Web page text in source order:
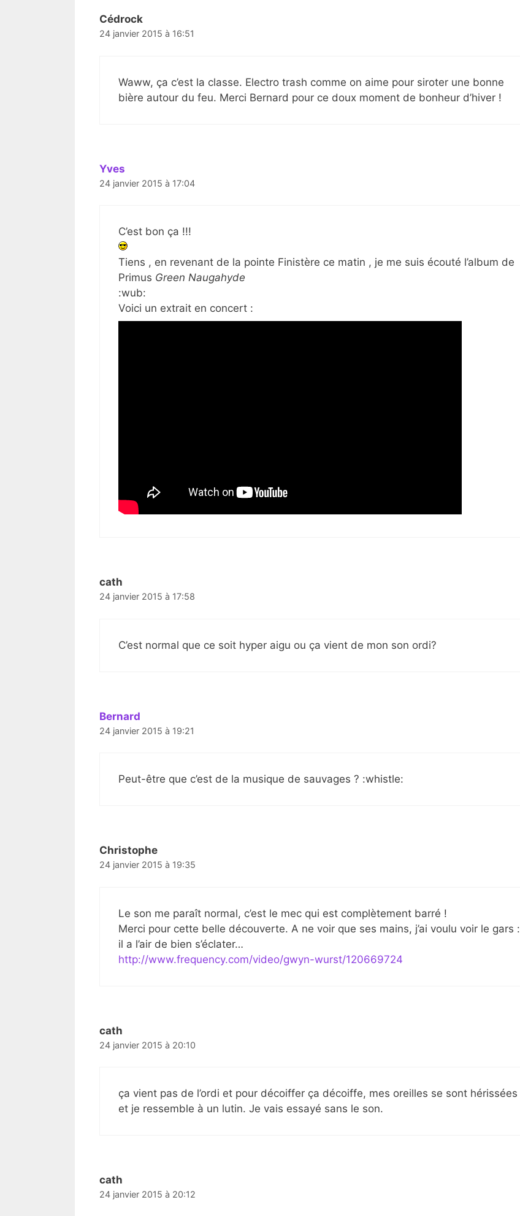
Cédrock
24 janvier 2015 à 16:51
Waww, ça c’est la classe. Electro trash comme on aime pour siroter une bonne
bière autour du feu. Merci Bernard pour ce doux moment de bonheur d’hiver !
Yves
24 janvier 2015 à 17:04
C’est bon ça !!!
Tiens , en revenant de la pointe Finistère ce matin , je me suis écouté l’album de
Primus Green Naugahyde
:wub:
Voici un extrait en concert :
cath
24 janvier 2015 à 17:58
C’est normal que ce soit hyper aigu ou ça vient de mon son ordi?
Bernard
24 janvier 2015 à 19:21
Peut-être que c’est de la musique de sauvages ? :whistle:
Christophe
24 janvier 2015 à 19:35
Le son me paraît normal, c’est le mec qui est complètement barré !
Merci pour cette belle découverte. A ne voir que ses mains, j’ai voulu voir le gars :
il a l’air de bien s’éclater…
http://www.frequency.com/video/gwyn-wurst/120669724
cath
24 janvier 2015 à 20:10
ça vient pas de l’ordi et pour décoiffer ça décoiffe, mes oreilles se sont hérissées
et je ressemble à un lutin. Je vais essayé sans le son.
cath
24 janvier 2015 à 20:12